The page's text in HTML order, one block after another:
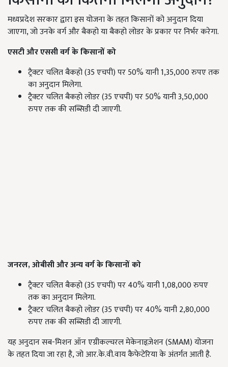
मध्यप्रदेश सरकार द्वारा इस योजना के तहत किसानों को अनुदान दिया
जाएगा, जो उनके वर्ग और बैकहो या बैकहो लोडर के प्रकार पर निर्भर करेगा.
एसटी और एससी वर्ग के किसानों को
ट्रैक्टर चलित बैकहो (35 एचपी) पर 50% यानी 1,35,000 रुपए तक
का अनुदान मिलेगा.
ट्रैक्टर चलित बैकहो लोडर (35 एचपी) पर 50% यानी 3,50,000
रुपए तक की सब्सिडी दी जाएगी.
जनरल, ओबीसी और अन्य वर्ग के किसानों को
ट्रैक्टर चलित बैकहो (35 एचपी) पर 40% यानी 1,08,000 रुपए
तक का अनुदान मिलेगा.
ट्रैक्टर चलित बैकहो लोडर (35 एचपी) पर 40% यानी 2,80,000
रुपए तक की सब्सिडी दी जाएगी.
यह अनुदान सब-मिशन ऑन एग्रीकल्चरल मेकेनाइज़ेशन (SMAM) योजना
के तहत दिया जा रहा है, जो आर.के.वी.वाय कैफेटेरिया के अंतर्गत आती है.